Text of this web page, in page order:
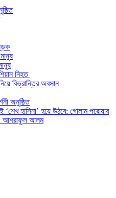
নিহত
বিভ্রান্তির অবসান
অনুষ্ঠিত
হাসিনা’ হয়ে উঠবে: গোলাম পরোয়ার
আশরাফুল আলম